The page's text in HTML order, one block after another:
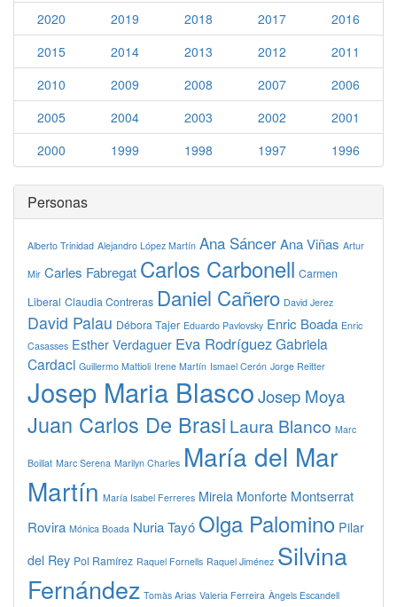
2020
2019 2018 2017
2016
2015
2014 2013 2012
2011
2010
2009 2008 2007
2006
2005
2004 2003 2002
2001
2000
1999 1998 1997 1996
Personas
Alberto Trinidad Alejandro López Martín Ana SáncerAna Viñas Artur
Mir Carles Fabregat Carlos Carbonell Carmen
Liberal Claudia Contreras Daniel Cañero David Jerez
David Palau Débora Tajer Eduardo Pavlovsky Enric Boada Enric
Casasses Esther Verdaguer Eva RodríguezGabriela
Cardaci Guillermo Mattioli Irene Martín Ismael Cerón Jorge Reitter
Josep Maria BlascoJosep Moya
Juan Carlos De Brasi Laura Blanco Marc
Boillat Marc Serena Marilyn Charles María del Mar
Martín María Isabel Ferreres Mireia Monforte Montserrat
Rovira Mónica Boada Nuria Tayó Olga Palomino Pilar
del Rey Pol Ramírez Raquel Fornells Raquel Jiménez Silvina
Fernández Tomàs Arias Valeria Ferreira Àngels Escandell